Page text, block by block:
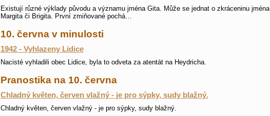
Existují různé výklady původu a významu jména Gita. Může se jednat o zkráceninu jména
Margita či Brigita. První zmiňované pochá…
10. června v minulosti
1942 - Vyhlazeny Lidice
Nacisté vyhladili obec Lidice, byla to odveta za atentát na Heydricha.
Pranostika na 10. června
Chladný květen, červen vlažný - je pro sýpky, sudy blažný.
Chladný květen, červen vlažný - je pro sýpky, sudy blažný.